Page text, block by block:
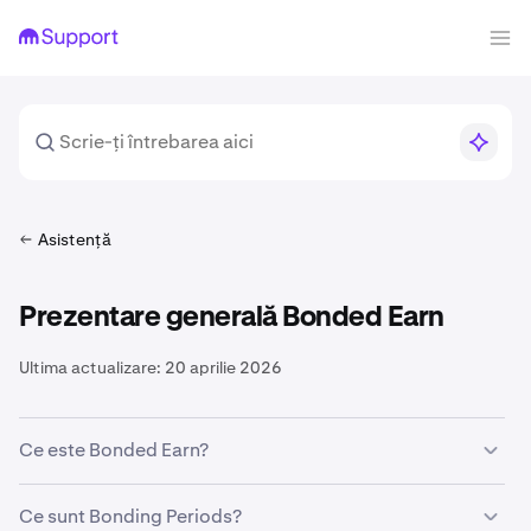
Asistență
Prezentare generală Bonded Earn
Ultima actualizare: 20 aprilie 2026
Ce este Bonded Earn?
Bonded Earn oferă recompense prin programele noastre
Ce sunt Bonding Periods?